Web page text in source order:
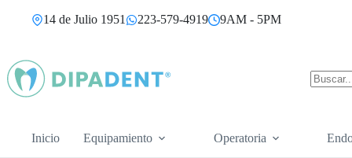
14 de Julio 1951 223-579-4919 9AM - 5PM
Inicio Equipamiento Operatoria